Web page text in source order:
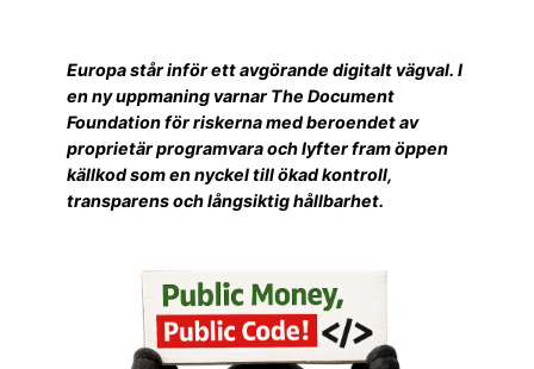
Europa står inför ett avgörande digitalt vägval. I
en ny uppmaning varnar The Document
Foundation för riskerna med beroendet av
proprietär programvara och lyfter fram öppen
källkod som en nyckel till ökad kontroll,
transparens och långsiktig hållbarhet.